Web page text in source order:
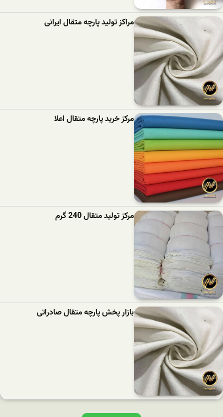
مراکز تولید پارچه متقال ایرانی
مرکز خرید پارچه متقال اعلا
مرکز تولید متقال 240 گرم
بازار پخش پارچه متقال صادراتی